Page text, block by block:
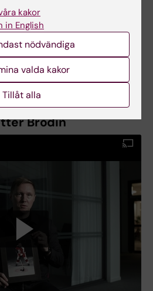
engelska i skriften From
Brodin
kakor
in English
nödvändiga
valda kakor
Tillåt alla